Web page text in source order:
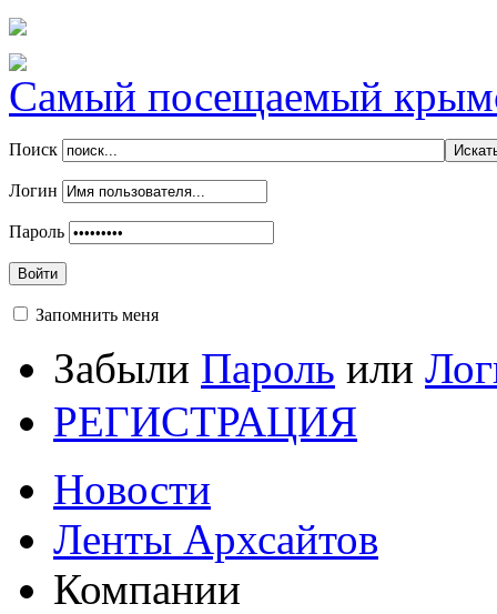
Самый посещаемый
Поиск
Логин
Пароль
Войти
Запомнить меня
Забыли Пароль или
РЕГИСТРАЦИЯ
Новости
Ленты Архсайтов
Компании